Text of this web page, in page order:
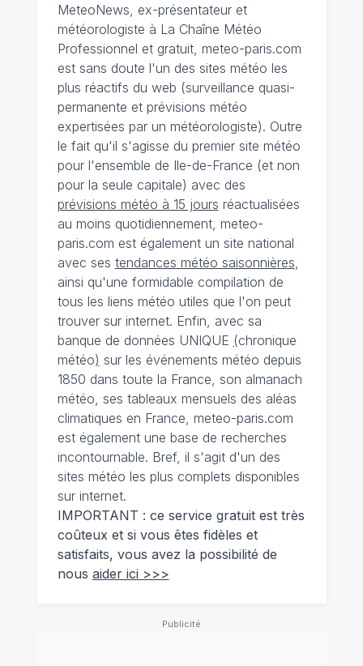
MeteoNews, ex-présentateur et
météorologiste à La Chaîne Météo
Professionnel et gratuit, meteo-paris.com
est sans doute l'un des sites météo les
plus réactifs du web (surveillance quasi-
permanente et prévisions météo
expertisées par un météorologiste). Outre
le fait qu'il s'agisse du premier site météo
pour l'ensemble de Ile-de-France (et non
pour la seule capitale) avec des
prévisions météo à 15 jours réactualisées
au moins quotidiennement, meteo-
paris.com est également un site national
avec ses tendances météo saisonnières,
ainsi qu'une formidable compilation de
tous les liens météo utiles que l'on peut
trouver sur internet. Enfin, avec sa
banque de données UNIQUE (chronique
météo) sur les événements météo depuis
1850 dans toute la France, son almanach
météo, ses tableaux mensuels des aléas
climatiques en France, meteo-paris.com
est également une base de recherches
incontournable. Bref, il s'agit d'un des
sites météo les plus complets disponibles
sur internet.
IMPORTANT : ce service gratuit est très
coûteux et si vous êtes fidèles et
satisfaits, vous avez la possibilité de
nous aider ici >>>